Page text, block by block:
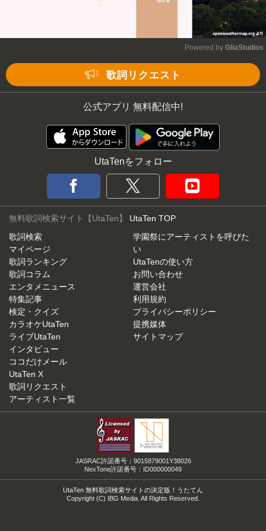
Powered by GliaStudios
歌詞リクエスト
公式アプリ 無料配信中!
UtaTenをフォロー
無料歌詞検索サイト【UtaTen】 UtaTen TOP
歌詞検索
マイページ
歌詞ランキング
歌詞コラム
エンタメニュース
特集記事
検定・クイズ
カラオケUtaTen
ライブUtaTen
インタビュー
ココだけメール
UtaTen X
歌詞リクエスト
アーティスト一覧
学園祭にアーティストを呼びた
い
UtaTenの使い方
お問い合わせ
運営会社
利用規約
プライバシーポリシー
提携媒体
サイトマップ
JASRAC許諾番号：9015879001Y38026
NexTone許諾番号：ID000000049
UtaTen 無料歌詞検索サイトの決定版！うたてん
Copyright (C) IBG Media. All Rights Reserved.